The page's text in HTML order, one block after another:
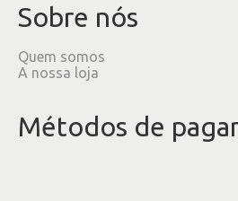
Sobre nós
Quem somos
A nossa loja
Métodos de